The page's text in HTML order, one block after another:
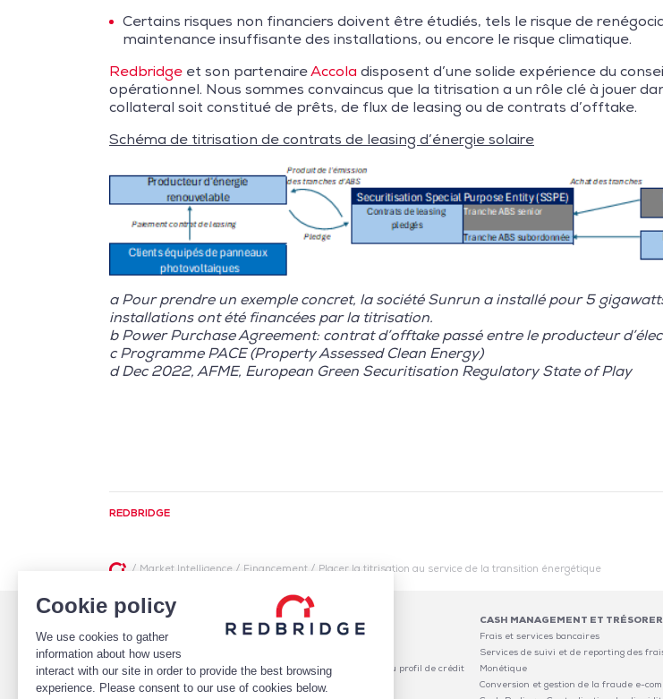
Cookie policy
We use cookies to gather
information about how users
interact with our site in order to provide the best browsing
experience. Please consent to our use of cookies below.
Certains risques non financiers doivent être étudiés, tels le risque de
maintenance insuffisante des installations, ou encore le risque climatique.
Redbridge et son partenaireAccola disposent d’une solide expérience du
opérationnel. Nous sommes convaincus que la titrisation a un rôle clé à jouer
collateral soit constitué de prêts, de flux de leasing ou de contrats d’offtake.
Schéma de titrisation de contrats de leasing d’énergie solaire
a Pour prendre un exemple concret, la société Sunrun a installé pour 5
installations ont été financées par la titrisation.
b Power Purchase Agreement: contrat d’offtake passé entre le producteur
c Programme PACE (Property Assessed Clean Energy)
d Dec 2022, AFME, European Green Securitisation Regulatory State of Play
REDBRIDGE
/ Market Intelligence / Financement / Placer la titrisation au service de la transition énergétique
QUI SOMMES-NOUS
ÉQUIPE
CLIENTS
MISSIONS
PUBLICATIONS
FINANCEMENTS
Pilotage des relations bancaires
Conseil en notation et optimisation du profil de crédit
Mise en place de financements
CASH MANAGEMENT ET
Frais et services bancaires
Services de suivi et de reporting des
Monétique
Conversion et gestion de la fraude e-